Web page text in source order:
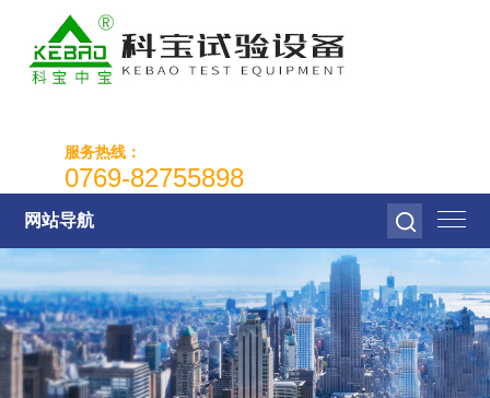
服务热线：
0769-82755898
网站导航